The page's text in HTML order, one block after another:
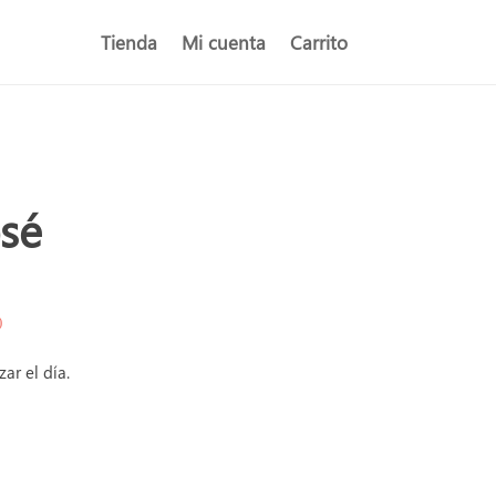
Tienda Mi cuenta Carrito
el día.